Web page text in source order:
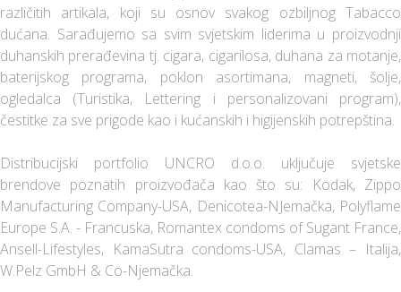
različitih artikala, koji su osnov svakog ozbiljnog Tabacco
dućana. Sarađujemo sa svim svjetskim liderima u proizvodnji
duhanskih prerađevina tj. cigara, cigarilosa, duhana za motanje,
baterijskog programa, poklon asortimana, magneti, šolje,
ogledalca (Turistika, Lettering i personalizovani program),
čestitke za sve prigode kao i kućanskih i higijenskih potrepština.
Distribucijski portfolio UNCRO d.o.o. uključuje svjetske
brendove poznatih proizvođača kao što su: Kodak, Zippo
Manufacturing Company-USA, Denicotea-NJemačka, Polyflame
Europe S.A. - Francuska, Romantex condoms of Sugant France,
Ansell-Lifestyles, KamaSutra condoms-USA, Clamas – Italija,
W.Pelz GmbH & Co-Njemačka.